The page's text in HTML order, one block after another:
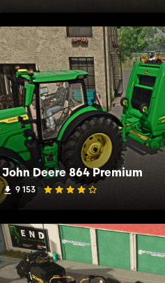
John Deere 864 Premium
9 153